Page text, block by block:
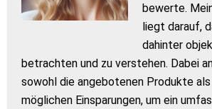
bewerte.
liegt darauf,
dahinter
betrachten und zu verstehen. Dabei
sowohl die angebotenen Produkte
möglichen Einsparungen, um ein